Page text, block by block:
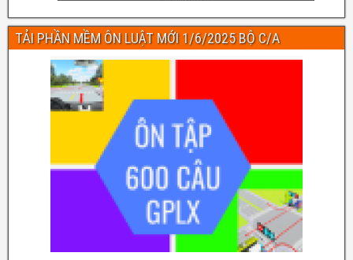
TẢI PHẦN MỀM ÔN LUẬT MỚI 1/6/2025 BỘ C/A